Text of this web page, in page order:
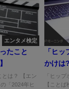
エンタメ検定
たこと
とは？ 【エン
「2024年ヒ
「ヒ
かけは
「ヒッ
【こと